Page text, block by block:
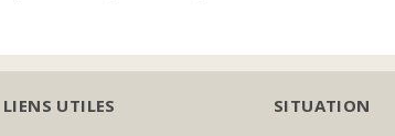
LIENS UTILES SITUATION